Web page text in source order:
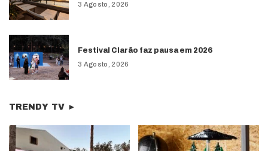
3 Agosto, 2026
Festival Clarão faz pausa em 2026
3 Agosto, 2026
TRENDY TV ►